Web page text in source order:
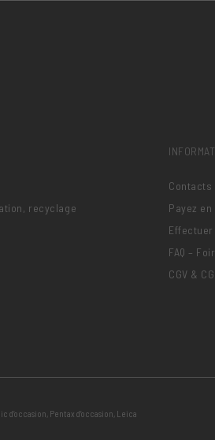
recyclage
Contacts
Payez
FAQ –
CGV &
d’occasion, Pentax d’occasion, Leica